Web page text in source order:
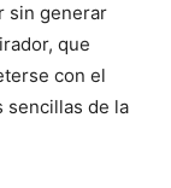
sin generar
que
con el
sencillas de la